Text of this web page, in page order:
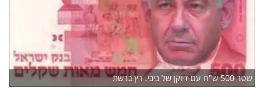
שטר 500 ש"ח עם דיוקן של ביבי. רץ ברשת